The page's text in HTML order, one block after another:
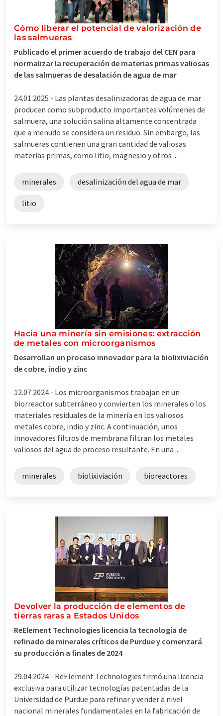
Cómo liberar el potencial de valorización de
las salmueras
Publicado el primer acuerdo de trabajo del CEN para
normalizar la recuperación de materias primas valiosas
de las salmueras de desalación de agua de mar
24.01.2025 - Las plantas desalinizadoras de agua de mar
producen como subproducto importantes volúmenes de
salmuera, una solución salina altamente concentrada
que a menudo se considera un residuo. Sin embargo, las
salmueras contienen una gran cantidad de valiosas
materias primas, como litio, magnesio y otros ...
minerales desalinización del agua de mar
litio
Hacia una minería sin emisiones: extracción
de metales con microorganismos
Desarrollan un proceso innovador para la biolixiviación
de cobre, indio y zinc
12.07.2024 - Los microorganismos trabajan en un
biorreactor subterráneo y convierten los minerales o los
materiales residuales de la minería en los valiosos
metales cobre, indio y zinc. A continuación, unos
innovadores filtros de membrana filtran los metales
valiosos del agua de proceso resultante. En una ...
minerales biolixiviación bioreactores
Devolver la producción de elementos de
tierras raras a Estados Unidos
ReElement Technologies licencia la tecnología de
refinado de minerales críticos de Purdue y comenzará
su producción a finales de 2024
29.04.2024 - ReElement Technologies firmó una licencia
exclusiva para utilizar tecnologías patentadas de la
Universidad de Purdue para refinar y vender a nivel
nacional minerales fundamentales en la fabricación de